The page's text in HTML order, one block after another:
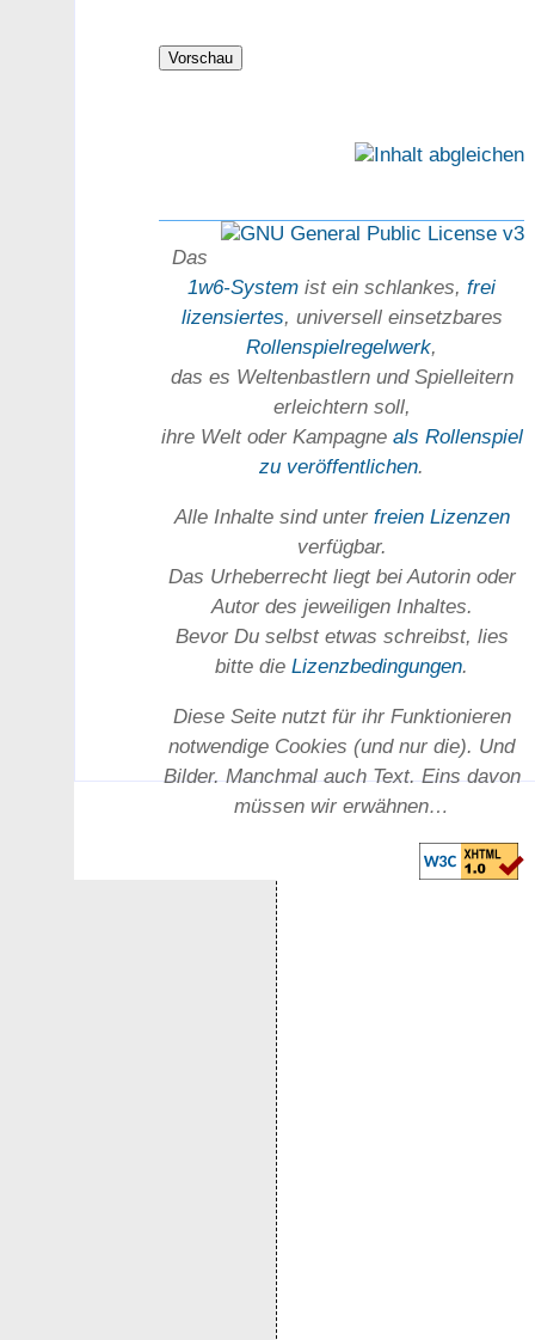
Das
1w6-System ist ein schlankes,frei
lizensiertes, universell einsetz­bares
Rollen­spielregel­werk,
das es Welten­bastlern und Spiel­leitern
erleichtern soll,
ihre Welt oder Kam­pagne als Rollenspiel
zu ver­öffent­lichen.
Alle Inhalte sind unter freien Lizenzen
verfügbar.
Das Urheber­recht liegt bei Autorin oder
Autor des jeweiligen In­haltes.
Bevor Du selbst etwas schreibst, lies
bitte dieLizenz­bedingungen.
Diese Seite nutzt für ihr Funktionieren
notwendige Cookies (und nur die). Und
Bilder. Manchmal auch Text. Eins davon
müssen wir erwähnen…